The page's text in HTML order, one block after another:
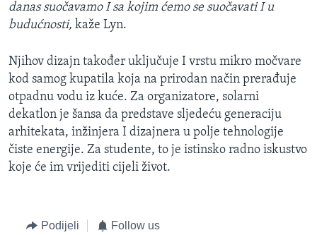
danas suočavamo I sa kojim ćemo se suočavati I u
budućnosti, kaže Lyn.
Njihov dizajn također uključuje I vrstu mikro močvare
kod samog kupatila koja na prirodan način prerađuje
otpadnu vodu iz kuće. Za organizatore, solarni
dekatlon je šansa da predstave sljedeću generaciju
arhitekata, inžinjera I dizajnera u polje tehnologije
čiste energije. Za studente, to je istinsko radno iskustvo
koje će im vrijediti cijeli život.
Podijeli Follow us